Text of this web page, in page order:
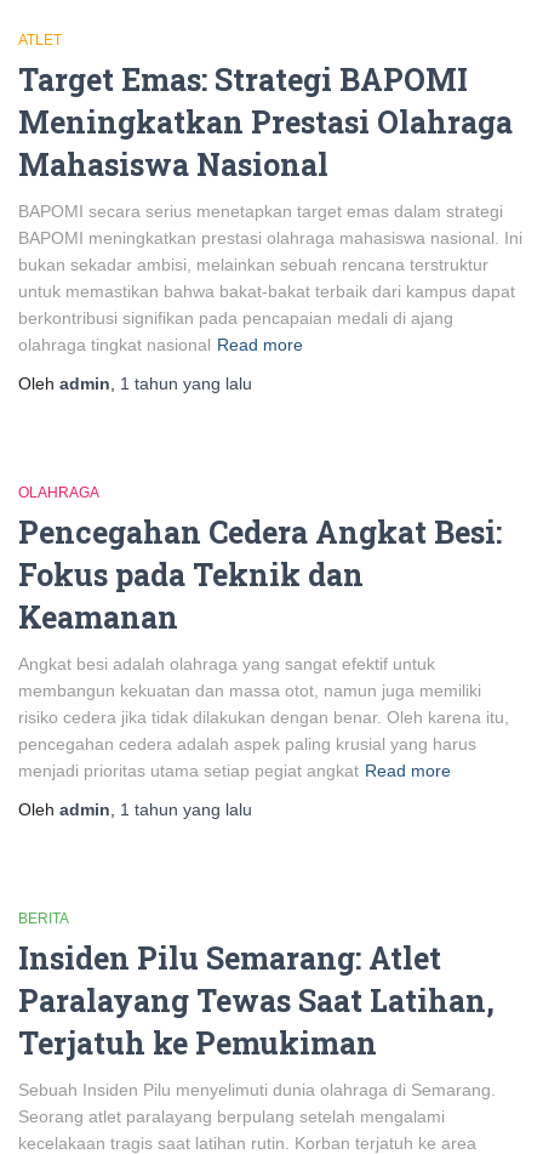
ATLET
Target Emas: Strategi BAPOMI
Meningkatkan Prestasi Olahraga
Mahasiswa Nasional
BAPOMI secara serius menetapkan target emas dalam strategi
BAPOMI meningkatkan prestasi olahraga mahasiswa nasional. Ini
bukan sekadar ambisi, melainkan sebuah rencana terstruktur
untuk memastikan bahwa bakat-bakat terbaik dari kampus dapat
berkontribusi signifikan pada pencapaian medali di ajang
olahraga tingkat nasional Read more
Oleh admin 1 tahun yang lalu
OLAHRAGA
Pencegahan Cedera Angkat Besi:
Fokus pada Teknik dan
Keamanan
Angkat besi adalah olahraga yang sangat efektif untuk
membangun kekuatan dan massa otot, namun juga memiliki
risiko cedera jika tidak dilakukan dengan benar. Oleh karena itu,
pencegahan cedera adalah aspek paling krusial yang harus
menjadi prioritas utama setiap pegiat angkat Read more
Oleh admin 1 tahun yang lalu
BERITA
Insiden Pilu Semarang: Atlet
Paralayang Tewas Saat Latihan,
Terjatuh ke Pemukiman
Sebuah Insiden Pilu menyelimuti dunia olahraga di Semarang.
Seorang atlet paralayang berpulang setelah mengalami
kecelakaan tragis saat latihan rutin. Korban terjatuh ke area